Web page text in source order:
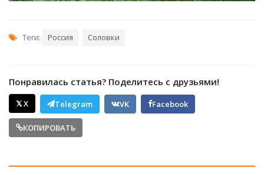
Теги: Россия Соловки
Понравилась статья? Поделитесь с друзьями!
𝕏 X Telegram VK Facebook
КОПИРОВАТЬ